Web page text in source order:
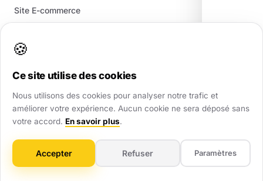
Site E-commerce
Référencement
Google My Business
Croissance SEO
Création pages locales
Référencement GEO (Ai)
🍪
Ce site utilise des cookies
Nous utilisons des cookies pour analyser notre trafic et
améliorer votre expérience. Aucun cookie ne sera déposé sans
votre accord. En savoir plus.
Accepter Refuser Paramètres